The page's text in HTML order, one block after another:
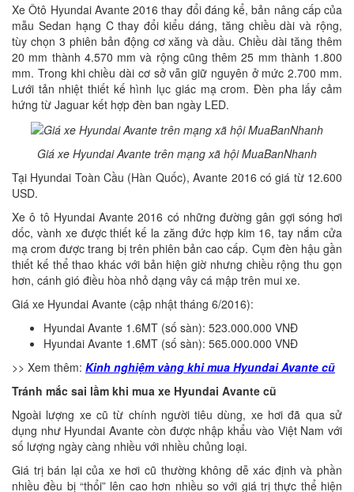
Xe Ôtô Hyundai Avante 2016 thay đổi đáng kể, bản nâng cấp của
mẫu Sedan hạng C thay đổi kiểu dáng, tăng chiều dài và rộng,
tùy chọn 3 phiên bản động cơ xăng và dầu. Chiều dài tăng thêm
20 mm thành 4.570 mm và rộng cũng thêm 25 mm thành 1.800
mm. Trong khi chiều dài cơ sở vẫn giữ nguyên ở mức 2.700 mm.
Lưới tản nhiệt thiết kế hình lục giác mạ crom. Đèn pha lấy cảm
hứng từ Jaguar kết hợp đèn ban ngày LED.
Giá xe Hyundai Avante trên mạng xã hội MuaBanNhanh
Tại Hyundai Toàn Cầu (Hàn Quốc), Avante 2016 có giá từ 12.600
USD.
Xe ô tô Hyundai Avante 2016 có những đường gân gợi sóng hơi
dốc, vành xe được thiết kế la zăng đức hợp kim 16, tay nắm cửa
mạ crom được trang bị trên phiên bản cao cấp. Cụm đèn hậu gần
thiết kế thể thao khác với bản hiện giờ nhưng chiều rộng thu gọn
hơn, cánh gió điều hòa nhỏ dạng vây cá mập trên mui xe.
Giá xe Hyundai Avante (cập nhật tháng 6/2016):
Hyundai Avante 1.6MT (số sàn): 523.000.000 VNĐ
Hyundai Avante 1.6MT (số sàn): 565.000.000 VNĐ
>> Xem thêm: Kinh nghiệm vàng khi mua Hyundai Avante cũ
Tránh mắc sai lầm khi mua xe Hyundai Avante cũ
Ngoài lượng xe cũ từ chính người tiêu dùng, xe hơi đã qua sử
dụng như Hyundai Avante còn được nhập khẩu vào Việt Nam với
số lượng ngày càng nhiều với nhiều chủng loại.
Giá trị bán lại của xe hơi cũ thường không dễ xác định và phần
nhiều đều bị “thổi” lên cao hơn nhiều so với giá trị thực thể hiện